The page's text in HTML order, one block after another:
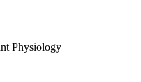
Physiology